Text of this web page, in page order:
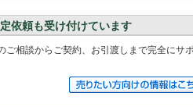
依頼も受け付けています
ご相談からご契約、お引渡しまで完全にサ